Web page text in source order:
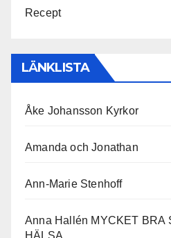
Recept
LÄNKLISTA
Åke Johansson Kyrkor
Amanda och Jonathan
Ann-Marie Stenhoff
Anna Hallén MYCKET BRA
HÄLSA